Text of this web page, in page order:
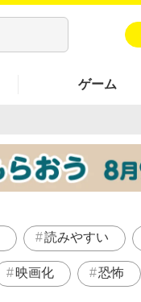
ゲーム
読みやすい
映画化 恐怖